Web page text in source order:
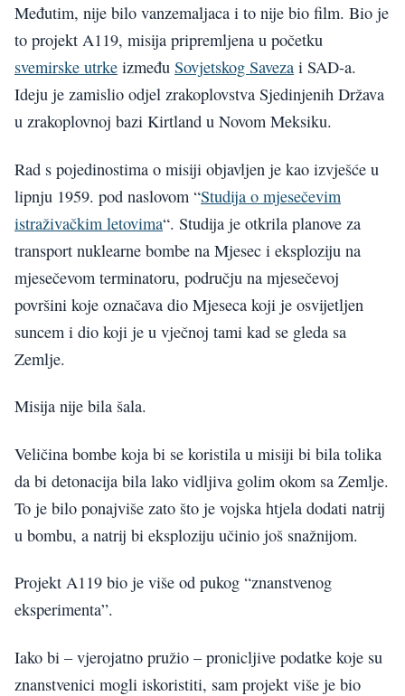
Međutim, nije bilo vanzemaljaca i to nije bio film. Bio je
to projekt A119, misija pripremljena u početku
svemirske utrke između Sovjetskog Saveza i SAD-a.
Ideju je zamislio odjel zrakoplovstva Sjedinjenih Država
u zrakoplovnoj bazi Kirtland u Novom Meksiku.
Rad s pojedinostima o misiji objavljen je kao izvješće u
lipnju 1959. pod naslovom “Studija o mjesečevim
istraživačkim letovima“. Studija je otkrila planove za
transport nuklearne bombe na Mjesec i eksploziju na
mjesečevom terminatoru, području na mjesečevoj
površini koje označava dio Mjeseca koji je osvijetljen
suncem i dio koji je u vječnoj tami kad se gleda sa
Zemlje.
Misija nije bila šala.
Veličina bombe koja bi se koristila u misiji bi bila tolika
da bi detonacija bila lako vidljiva golim okom sa Zemlje.
To je bilo ponajviše zato što je vojska htjela dodati natrij
u bombu, a natrij bi eksploziju učinio još snažnijom.
Projekt A119 bio je više od pukog “znanstvenog
eksperimenta”.
Iako bi – vjerojatno pružio – pronicljive podatke koje su
znanstvenici mogli iskoristiti, sam projekt više je bio